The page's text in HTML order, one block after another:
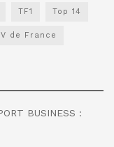
TF1 Top 14
de France
BUSINESS :